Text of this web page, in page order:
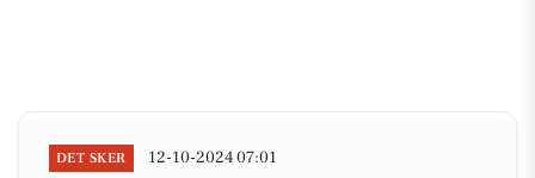
DET SKER 12-10-2024 07:01